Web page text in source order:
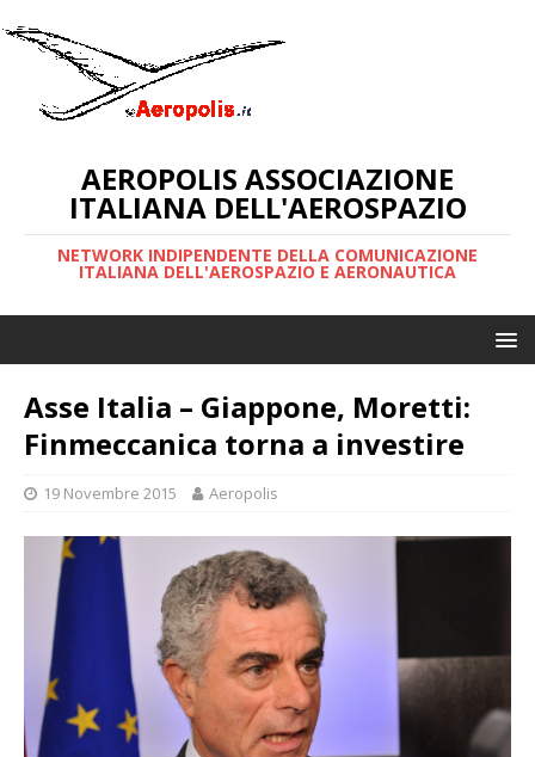
AEROPOLIS ASSOCIAZIONE
ITALIANA DELL'AEROSPAZIO
NETWORK INDIPENDENTE DELLA COMUNICAZIONE
ITALIANA DELL'AEROSPAZIO E AERONAUTICA
Asse Italia – Giappone, Moretti:
Finmeccanica torna a investire
19 Novembre 2015 Aeropolis